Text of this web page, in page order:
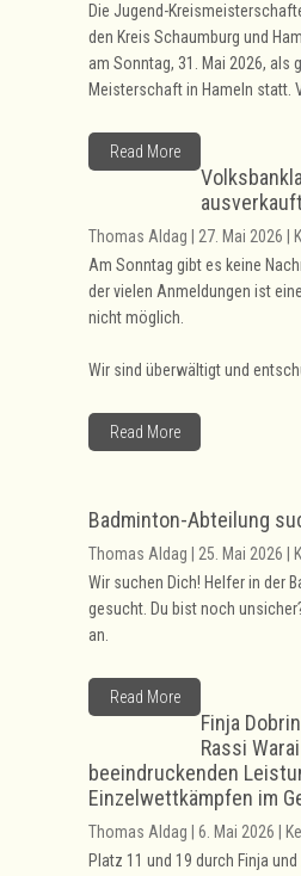
Die Jugend-
den Kreis Schaumburg und
am Sonntag, 31. Mai 2026, als
Meisterschaft in Hameln statt.
Read More
ausverkauft
Thomas Aldag | 27. Mai 2026 |
Am Sonntag gibt es keine
der vielen Anmeldungen ist
nicht möglich.
Wir sind überwältigt und
Read More
Badminton-Abteilung
Thomas Aldag | 25. Mai 2026 |
Wir suchen Dich! Helfer in der
gesucht. Du bist noch
an.
Read More
Finja
Rassi
beeindruckenden
Einzelwettkämpfen im
Thomas Aldag | 6. Mai 2026 |
Platz 11 und 19 durch Finja